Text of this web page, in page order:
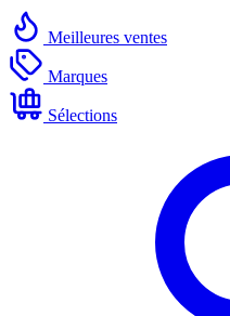
Meilleures ventes
Marques
Sélections